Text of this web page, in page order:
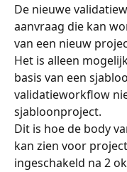
De nieuwe
aanvraag die kan
van een nieuw
Het is alleen
basis van een
validatieworkflow
sjabloonproject.
Dit is hoe de body
kan zien voor
ingeschakeld na 2